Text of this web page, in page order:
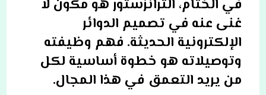
في الختام، الترانزستور هو مكون لا
غنى عنه في تصميم الدوائر
الإلكترونية الحديثة. فهم وظيفته
وتوصيلاته هو خطوة أساسية لكل
من يريد التعمق في هذا المجال.